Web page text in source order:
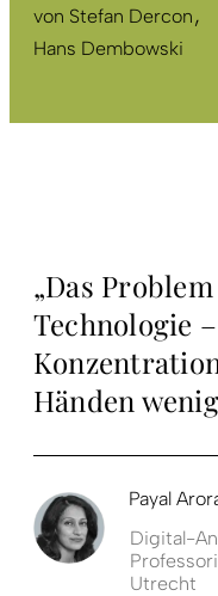
von Stefan Dercon
Hans Dembowski
„Das
Technologie
Händen
Payal
Digital-
Utrecht